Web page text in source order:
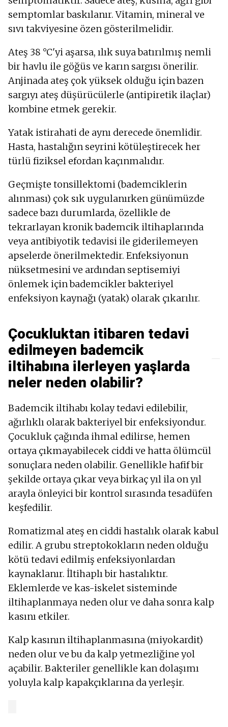
semptomlar baskılanır. Vitamin, mineral ve
sıvı takviyesine özen gösterilmelidir.
Ateş 38 °C'yi aşarsa, ılık suya batırılmış nemli
bir havlu ile göğüs ve karın sargısı önerilir.
Anjinada ateş çok yüksek olduğu için bazen
sargıyı ateş düşürücülerle (antipiretik ilaçlar)
kombine etmek gerekir.
Yatak istirahati de aynı derecede önemlidir.
Hasta, hastalığın seyrini kötüleştirecek her
türlü fiziksel efordan kaçınmalıdır.
Geçmişte tonsillektomi (bademciklerin
alınması) çok sık uygulanırken günümüzde
sadece bazı durumlarda, özellikle de
tekrarlayan kronik bademcik iltihaplarında
veya antibiyotik tedavisi ile giderilemeyen
apselerde önerilmektedir. Enfeksiyonun
nüksetmesini ve ardından septisemiyi
önlemek için bademcikler bakteriyel
enfeksiyon kaynağı (yatak) olarak çıkarılır.
Çocukluktan itibaren tedavi
edilmeyen bademcik
iltihabına ilerleyen yaşlarda
neler neden olabilir?
Bademcik iltihabı kolay tedavi edilebilir,
ağırlıklı olarak bakteriyel bir enfeksiyondur.
Çocukluk çağında ihmal edilirse, hemen
ortaya çıkmayabilecek ciddi ve hatta ölümcül
sonuçlara neden olabilir. Genellikle hafif bir
şekilde ortaya çıkar veya birkaç yıl ila on yıl
arayla önleyici bir kontrol sırasında tesadüfen
keşfedilir.
Romatizmal ateş en ciddi hastalık olarak kabul
edilir. A grubu streptokokların neden olduğu
kötü tedavi edilmiş enfeksiyonlardan
kaynaklanır. İltihaplı bir hastalıktır.
Eklemlerde ve kas-iskelet sisteminde
iltihaplanmaya neden olur ve daha sonra kalp
kasını etkiler.
Kalp kasının iltihaplanmasına (miyokardit)
neden olur ve bu da kalp yetmezliğine yol
açabilir. Bakteriler genellikle kan dolaşımı
yoluyla kalp kapakçıklarına da yerleşir.